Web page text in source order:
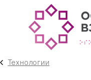
Технологии